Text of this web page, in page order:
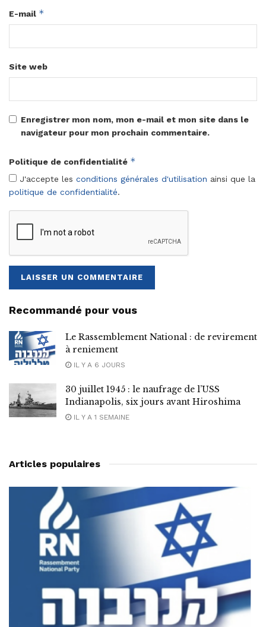
E-mail *
Site web
Enregistrer mon nom, mon e-mail et mon site dans le
navigateur pour mon prochain commentaire.
Politique de confidentialité *
J'accepte les conditions générales d'utilisation ainsi que la
politique de confidentialité.
Recommandé pour vous
Le Rassemblement National : de revirement
à reniement
IL Y A 6 JOURS
30 juillet 1945 : le naufrage de l’USS
Indianapolis, six jours avant Hiroshima
IL Y A 1 SEMAINE
Articles populaires